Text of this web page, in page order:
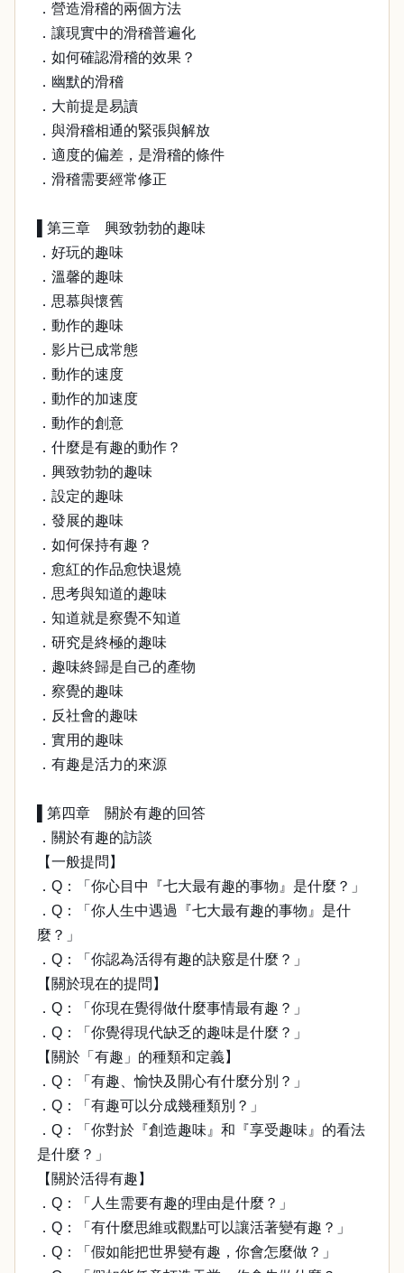
．營造滑稽的兩個方法
．讓現實中的滑稽普遍化
．如何確認滑稽的效果？
．幽默的滑稽
．大前提是易讀
．與滑稽相通的緊張與解放
．適度的偏差，是滑稽的條件
．滑稽需要經常修正
▌第三章 興致勃勃的趣味
．好玩的趣味
．溫馨的趣味
．思慕與懷舊
．動作的趣味
．影片已成常態
．動作的速度
．動作的加速度
．動作的創意
．什麼是有趣的動作？
．興致勃勃的趣味
．設定的趣味
．發展的趣味
．如何保持有趣？
．愈紅的作品愈快退燒
．思考與知道的趣味
．知道就是察覺不知道
．研究是終極的趣味
．趣味終歸是自己的產物
．察覺的趣味
．反社會的趣味
．實用的趣味
．有趣是活力的來源
▌第四章 關於有趣的回答
．關於有趣的訪談
【一般提問】
．Q：「你心目中『七大最有趣的事物』是什麼？」
．Q：「你人生中遇過『七大最有趣的事物』是什
麼？」
．Q：「你認為活得有趣的訣竅是什麼？」
【關於現在的提問】
．Q：「你現在覺得做什麼事情最有趣？」
．Q：「你覺得現代缺乏的趣味是什麼？」
【關於「有趣」的種類和定義】
．Q：「有趣、愉快及開心有什麼分別？」
．Q：「有趣可以分成幾種類別？」
．Q：「你對於『創造趣味』和『享受趣味』的看法
是什麼？」
【關於活得有趣】
．Q：「人生需要有趣的理由是什麼？」
．Q：「有什麼思維或觀點可以讓活著變有趣？」
．Q：「假如能把世界變有趣，你會怎麼做？」